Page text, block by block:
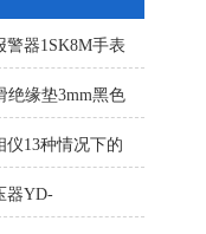
警器1SK8M手表
1SK8F
绝缘垫3mm黑色
绿色平板绝缘
仪13种情况下的
器YD-